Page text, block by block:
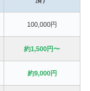
100,000円
約1,500円〜
約9,000円